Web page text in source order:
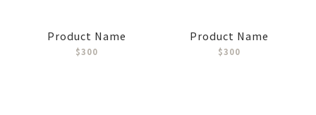
Product Name
$300
Product Name
$300